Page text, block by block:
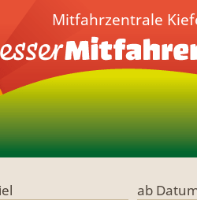
ab
Mitfahrzentrale